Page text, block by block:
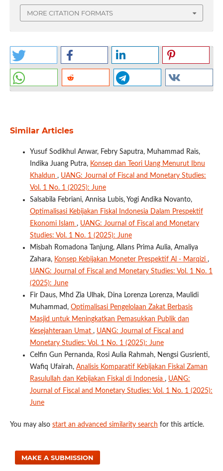
MORE CITATION FORMATS
Similar Articles
Yusuf Sodikhul Anwar, Febry Saputra, Muhammad Rais,
Indika Juang Putra, Konsep dan Teori Uang Menurut Ibnu
Khaldun , UANG: Journal of Fiscal and Monetary Studies:
Vol. 1 No. 1 (2025): June
Salsabila Febriani, Annisa Lubis, Yogi Andika Novanto,
Optimalisasi Kebijakan Fiskal Indonesia Dalam Prespektif
Ekonomi Islam , UANG: Journal of Fiscal and Monetary
Studies: Vol. 1 No. 1 (2025): June
Misbah Romadona Tanjung, Allans Prima Aulia, Amaliya
Zahara, Konsep Kebijakan Moneter Prespektif Al - Marqizi ,
UANG: Journal of Fiscal and Monetary Studies: Vol. 1 No. 1
(2025): June
Fir Daus, Mhd Zia Ulhak, Dina Lorenza Lorenza, Maulidi
Muhammad, Optimalisasi Pengelolaan Zakat Berbasis
Masjid untuk Meningkatkan Pemasukkan Publik dan
Kesejahteraan Umat , UANG: Journal of Fiscal and
Monetary Studies: Vol. 1 No. 1 (2025): June
Celfin Gun Pernanda, Rosi Aulia Rahmah, Nengsi Gusrienti,
Wafiq Ufairah, Analisis Komparatif Kebijakan Fiskal Zaman
Rasulullah dan Kebijakan Fiskal di Indonesia , UANG:
Journal of Fiscal and Monetary Studies: Vol. 1 No. 1 (2025):
June
You may also start an advanced similarity search for this article.
MAKE A SUBMISSION